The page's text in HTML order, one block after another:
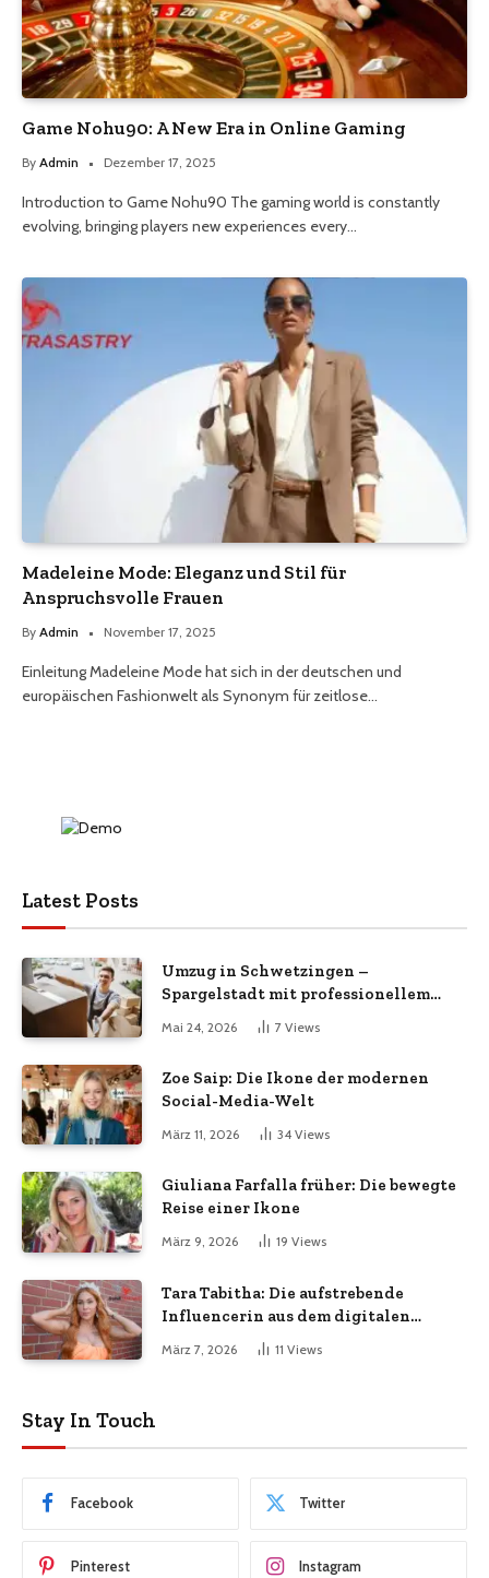
Game Nohu90: A New Era in Online Gaming
By Admin Dezember 17, 2025
Introduction to Game Nohu90 The gaming world is constantly
evolving, bringing players new experiences every…
Madeleine Mode: Eleganz und Stil für
Anspruchsvolle Frauen
By Admin November 17, 2025
Einleitung Madeleine Mode hat sich in der deutschen und
europäischen Fashionwelt als Synonym für zeitlose…
Latest Posts
Umzug in Schwetzingen –
Spargelstadt mit professionellem
Umzugsservice
Mai 24, 2026 7 Views
Zoe Saip: Die Ikone der modernen
Social-Media-Welt
März 11, 2026 34 Views
Giuliana Farfalla früher: Die bewegte
Reise einer Ikone
März 9, 2026 19 Views
Tara Tabitha: Die aufstrebende
Influencerin aus dem digitalen
März 7, 2026 11 Views
Stay In Touch
Facebook Twitter
Pinterest Instagram